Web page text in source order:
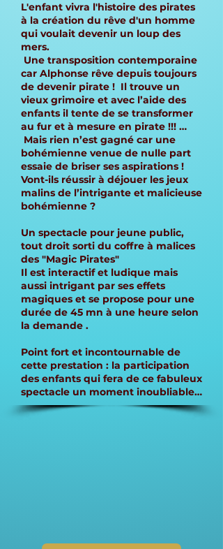
L'enfant vivra l'histoire des pirates
à la création du rêve d'un homme
qui voulait devenir un loup des
mers.
Une transposition contemporaine
car Alphonse rêve depuis toujours
de devenir pirate ! Il trouve un
vieux grimoire et avec l’aide des
enfants il tente de se transformer
au fur et à mesure en pirate !!! …
Mais rien n’est gagné car une
bohémienne venue de nulle part
essaie de briser ses aspirations !
Vont-ils réussir à déjouer les jeux
malins de l’intrigante et malicieuse
bohémienne ?
Un spectacle pour jeune public,
tout droit sorti du coffre à malices
des "Magic Pirates"
Il est interactif et ludique mais
aussi intrigant par ses effets
magiques et se propose pour une
durée de 45 mn à une heure selon
la demande .
Point fort et incontournable de
cette prestation : la participation
des enfants qui fera de ce fabuleux
spectacle un moment inoubliable…